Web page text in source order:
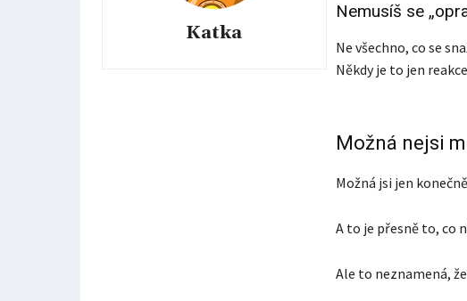
Katka
Nemusíš se
Ne všechno, co se
Někdy je to jen
Možná nejsi
Možná jsi jen
A to je přesně to, co
Ale to neznamená,